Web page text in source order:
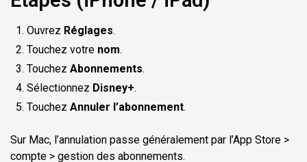
Ouvrez Réglages.
Touchez votre nom.
Touchez Abonnements.
Sélectionnez Disney+.
Touchez Annuler l’abonnement.
Sur Mac, l’annulation passe généralement par l’App Store >
compte > gestion des abonnements.